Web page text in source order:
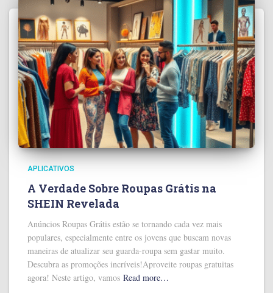
APLICATIVOS
A Verdade Sobre Roupas Grátis na
SHEIN Revelada
Anúncios Roupas Grátis estão se tornando cada vez mais
populares, especialmente entre os jovens que buscam novas
maneiras de atualizar seu guarda-roupa sem gastar muito.
Descubra as promoções incríveis!Aproveite roupas gratuitas
agora! Neste artigo, vamos Read more…